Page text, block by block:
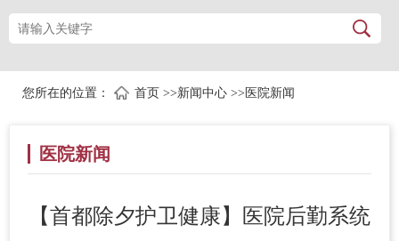
您所在的位置： 首页 >>新闻中心 >> 医院新闻
医院新闻
【首都除夕护卫健康】医院后勤系统